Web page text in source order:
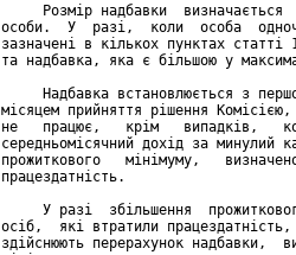
Розмір надбавки  визначається
особи.  У  разі,  коли  особа
зазначені в кількох пунктах
та надбавка, яка є більшою у
Надбавка встановлюється з
місяцем прийняття рішення
не   працює,   крім   випадків,
середньомісячний дохід за минулий
прожиткового   мінімуму,
працездатність.
У разі  збільшення
осіб,  які втратили
здійснюють перерахунок надбавки,